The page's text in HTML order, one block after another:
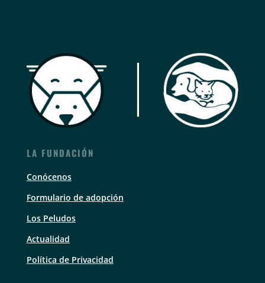
LA FUNDACIÓN
Conócenos
Formulario de adopción
Los Peludos
Actualidad
Política de Privacidad